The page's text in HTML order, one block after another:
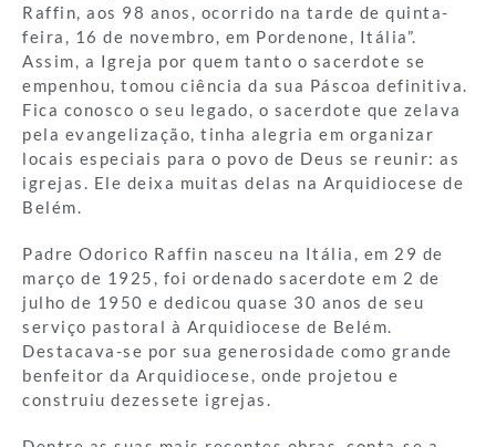
Raffin, aos 98 anos, ocorrido na tarde de quinta-
feira, 16 de novembro, em Pordenone, Itália”.
Assim, a Igreja por quem tanto o sacerdote se
empenhou, tomou ciência da sua Páscoa definitiva.
Fica conosco o seu legado, o sacerdote que zelava
pela evangelização, tinha alegria em organizar
locais especiais para o povo de Deus se reunir: as
igrejas. Ele deixa muitas delas na Arquidiocese de
Belém.
Padre Odorico Raffin nasceu na Itália, em 29 de
março de 1925, foi ordenado sacerdote em 2 de
julho de 1950 e dedicou quase 30 anos de seu
serviço pastoral à Arquidiocese de Belém.
Destacava-se por sua generosidade como grande
benfeitor da Arquidiocese, onde projetou e
construiu dezessete igrejas.